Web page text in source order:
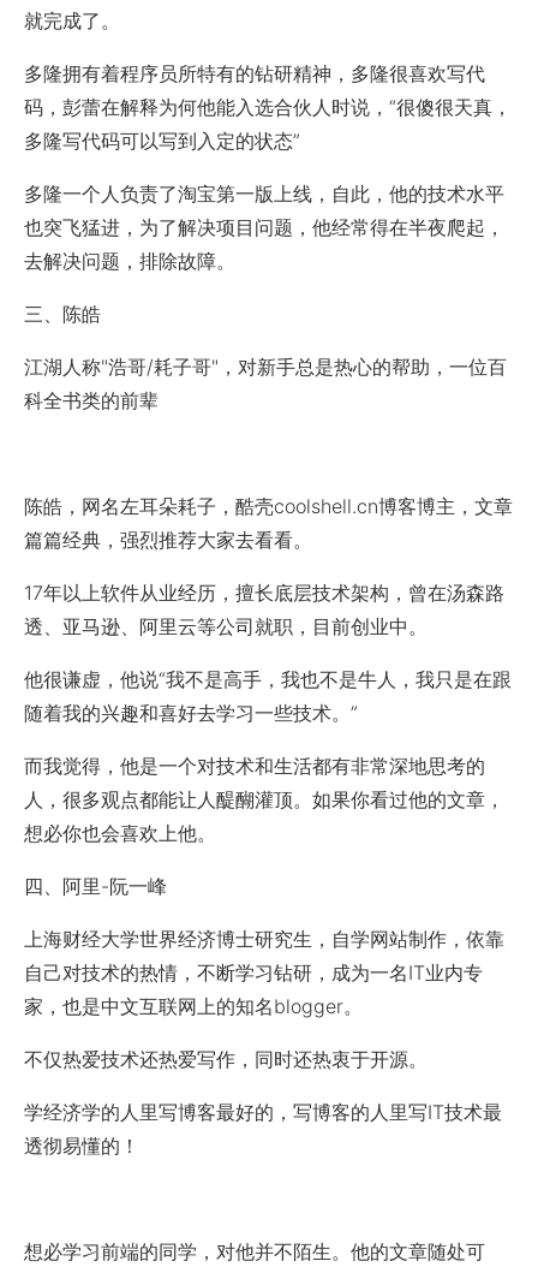
就完成了。
多隆拥有着程序员所特有的钻研精神，多隆很喜欢写代
码，彭蕾在解释为何他能入选合伙人时说，“很傻很天真，
多隆写代码可以写到入定的状态”
多隆一个人负责了淘宝第一版上线，自此，他的技术水平
也突飞猛进，为了解决项目问题，他经常得在半夜爬起，
去解决问题，排除故障。
三、陈皓
江湖人称"浩哥/耗子哥"，对新手总是热心的帮助，一位百
科全书类的前辈
陈皓，网名左耳朵耗子，酷壳coolshell.cn博客博主，文章
篇篇经典，强烈推荐大家去看看。
17年以上软件从业经历，擅长底层技术架构，曾在汤森路
透、亚马逊、阿里云等公司就职，目前创业中。
他很谦虚，他说“我不是高手，我也不是牛人，我只是在跟
随着我的兴趣和喜好去学习一些技术。”
而我觉得，他是一个对技术和生活都有非常深地思考的
人，很多观点都能让人醍醐灌顶。如果你看过他的文章，
想必你也会喜欢上他。
四、阿里-阮一峰
上海财经大学世界经济博士研究生，自学网站制作，依靠
自己对技术的热情，不断学习钻研，成为一名IT业内专
家，也是中文互联网上的知名blogger。
不仅热爱技术还热爱写作，同时还热衷于开源。
学经济学的人里写博客最好的，写博客的人里写IT技术最
透彻易懂的！
想必学习前端的同学，对他并不陌生。他的文章随处可